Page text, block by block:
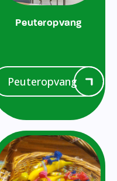
Peuteropvang
Peuteropvang